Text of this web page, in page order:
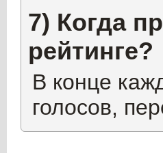
7) Когда
рейтинге?
В конце
голосов,